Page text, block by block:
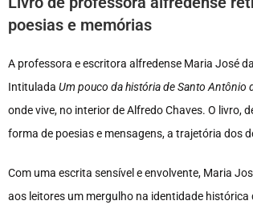
poesias e memórias
A professora e escritora alfredense Maria José
Intitulada Um pouco da história de Santo Antônio
onde vive, no interior de Alfredo Chaves. O livro,
forma de poesias e mensagens, a trajetória dos
Com uma escrita sensível e envolvente, Maria
aos leitores um mergulho na identidade